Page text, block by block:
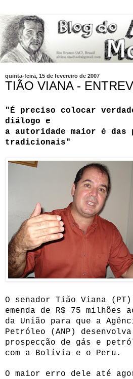
quinta-feira, 15 de fevereiro de 2007
TIÃO VIANA -
"É preciso colocar
diálogo e
a autoridade maior é das
tradicionais"
O senador Tião Viana
emenda de R$ 75 milhões
da União para que a
Petróleo (ANP)
prospecção de gás e
com a Bolívia e o Peru.
O maior erro dele até